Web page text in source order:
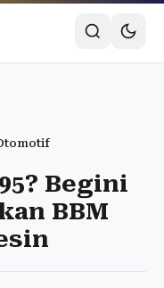
Begini
BBM